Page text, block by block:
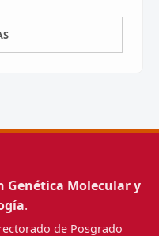
Genética Molecular y
.
de Posgrado